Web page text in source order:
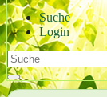
Suche
Login